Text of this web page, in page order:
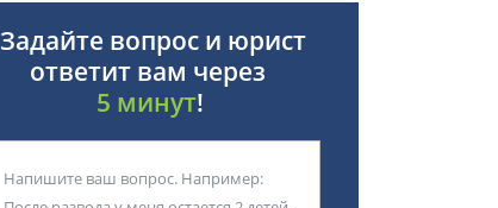
Задайте вопрос и юрист
ответит вам через
5 минут!